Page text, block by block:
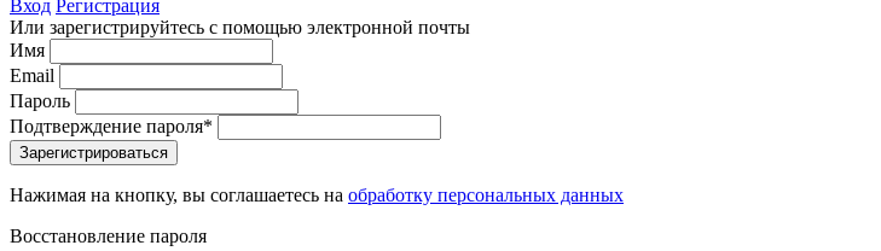
Вход Регистрация
Или зарегистрируйтесь с помощью электронной почты
Имя
Email
Пароль
Подтверждение пароля*
Зарегистрироваться
Нажимая на кнопку, вы соглашаетесь на обработку персональных данных
Восстановление пароля